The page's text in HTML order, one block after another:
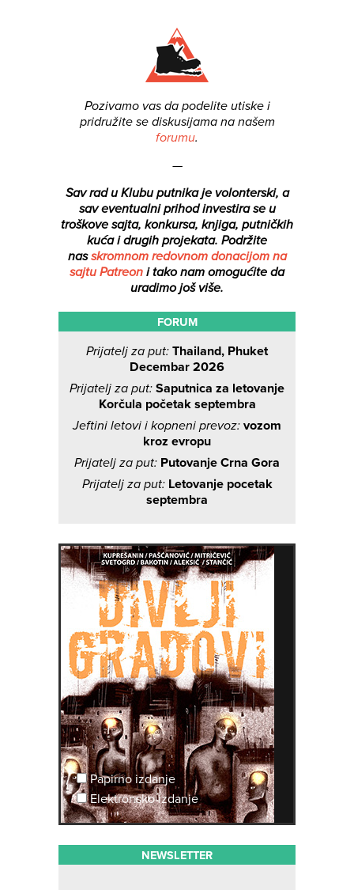
Pozivamo vas da podelite utiske i
pridružite se diskusijama na našem
forumu.
—
Sav rad u Klubu putnika je volonterski, a
sav eventualni prihod investira se u
troškove sajta, konkursa, knjiga, putničkih
kuća i drugih projekata. Podržite
nasskromnom redovnom donacijom na
sajtu Patreon i tako nam omogućite da
uradimo još više.
FORUM
Prijatelj za put: Thailand, Phuket
Decembar 2026
Prijatelj za put: Saputnica za letovanje
Korčula početak septembra
Jeftini letovi i kopneni prevoz: vozom
kroz evropu
Prijatelj za put: Putovanje Crna Gora
Prijatelj za put: Letovanje pocetak
septembra
Papirno izdanje
Elektronsko izdanje
NEWSLETTER